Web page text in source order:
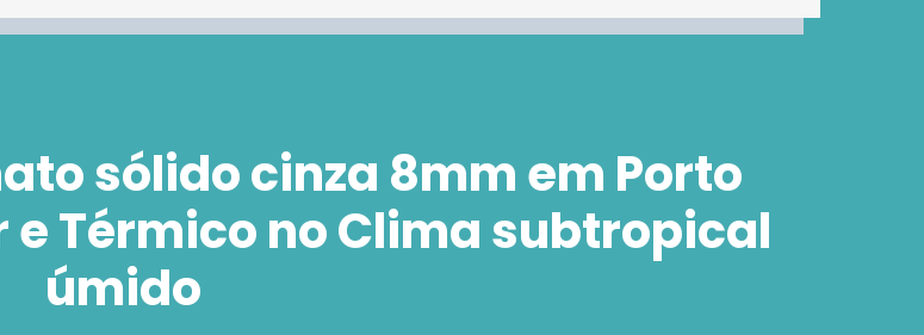
sólido cinza 8mm em Porto
e Térmico no Clima subtropical
úmido